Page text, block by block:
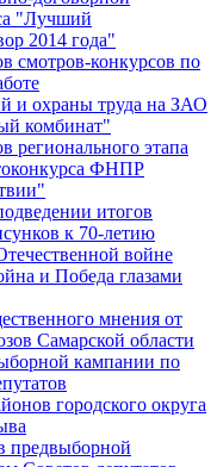
"Лучший
2014 года"
смотров-конкурсов по
и охраны труда на ЗАО
комбинат"
регионального этапа
ФНПР
итогов
к 70-летию
войне
и Победа глазами
мнения от
Самарской области
кампании по
городского округа